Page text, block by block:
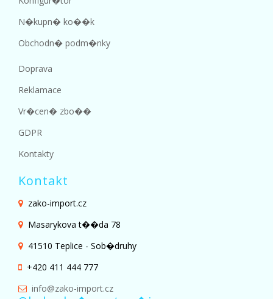
N�kupn� ko��k
Obchodn� podm�nky
Doprava
Reklamace
Vr�cen� zbo��
GDPR
Kontakty
Kontakt
zako-import.cz
Masarykova t��da 78
41510 Teplice - Sob�druhy
+420 411 444 777
info@zako-import.cz